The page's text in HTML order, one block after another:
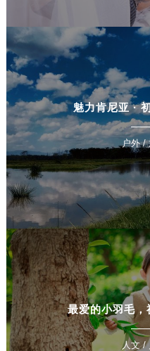
魅力肯尼亚 ·
户外 /
最爱的小羽毛
人文 /